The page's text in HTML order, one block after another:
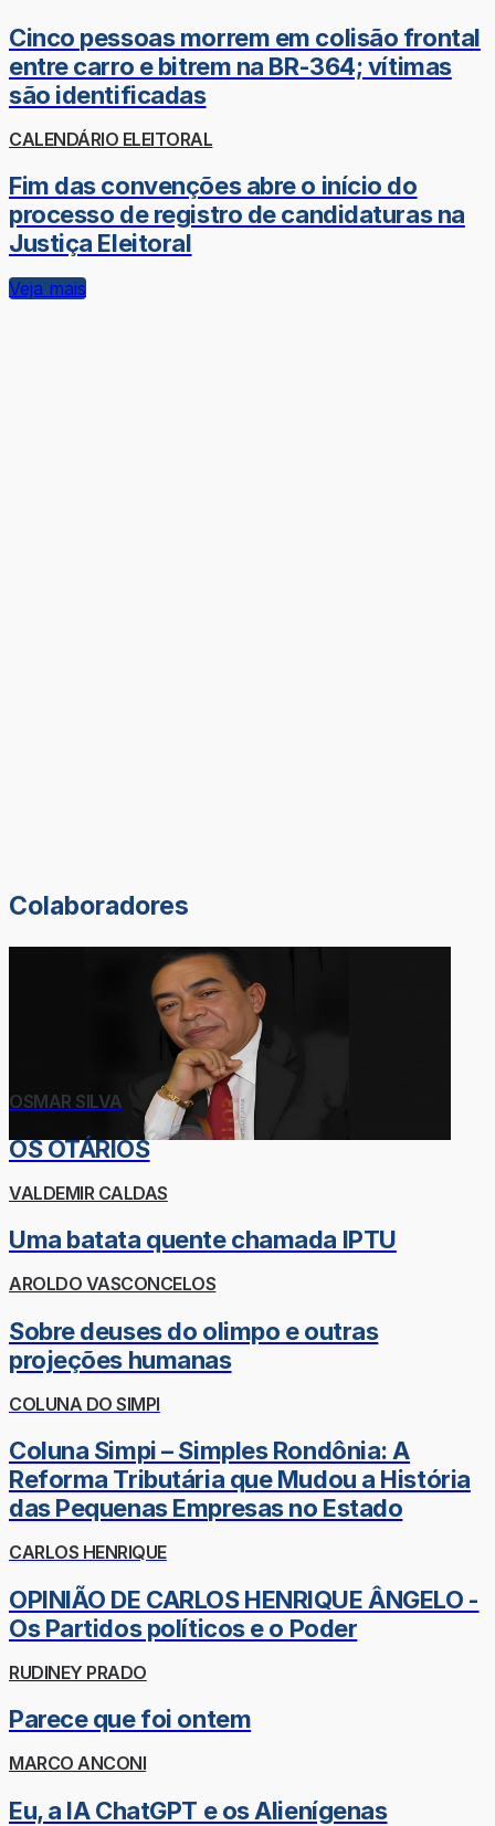
Cinco pessoas morrem em colisão frontal
entre carro e bitrem na BR-364; vítimas
são identificadas
CALENDÁRIO ELEITORAL
Fim das convenções abre o início do
processo de registro de candidaturas na
Justiça Eleitoral
Veja mais
Colaboradores
OSMAR SILVA
OS OTÁRIOS
VALDEMIR CALDAS
Uma batata quente chamada IPTU
AROLDO VASCONCELOS
Sobre deuses do olimpo e outras
projeções humanas
COLUNA DO SIMPI
Coluna Simpi – Simples Rondônia: A
Reforma Tributária que Mudou a História
das Pequenas Empresas no Estado
CARLOS HENRIQUE
OPINIÃO DE CARLOS HENRIQUE ÂNGELO -
Os Partidos políticos e o Poder
RUDINEY PRADO
Parece que foi ontem
MARCO ANCONI
Eu, a IA ChatGPT e os Alienígenas